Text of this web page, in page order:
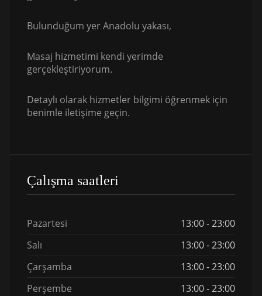
Bulunduğum yer Anadolu yakası,
Masaj hizmetimi kendi yerimde
gerçekleştiriyorum.
Detaylı olarak hizmetler bilgimi öğrenmek için
benimle iletişime geçin.
Çalışma saatleri
Pazartesi
13:00 - 23:00
Salı
13:00 - 23:00
Çarşamba
13:00 - 23:00
Perşembe
13:00 - 23:00